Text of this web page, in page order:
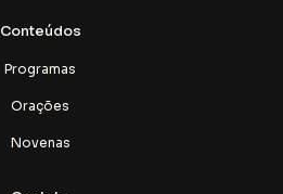
Conteúdos
Programas
Orações
Novenas